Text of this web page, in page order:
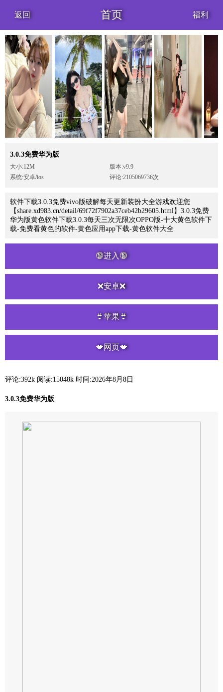
返回 首页 福利
3.0.3免费华为版
大小:12M
版本:v9.9
系统:安卓/ios
评论:2105069736次
软件下载3.0.3免费vivo版破解每天更新装扮大全游戏欢迎您
【share.xd983.cn/detail/69f72f7902a37ceb42b29605.html】3.0.3免费
华为版黄色软件下载3.0.3每天三次无限次OPPO版-十大黄色软件下
载-免费看黄色的软件-黄色应用app下载-黄色软件大全
🔞进入🔞
❌安卓❌
👙苹果👙
💋网页💋
评论:392k 阅读:15048k 时间:2026年8月8日
3.0.3免费华为版